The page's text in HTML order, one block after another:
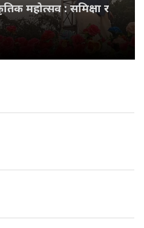
महोत्सव : समिक्षा र